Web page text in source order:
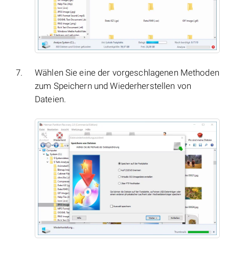
Wählen Sie eine der vorgeschlagenen Methoden
zum Speichern und Wiederherstellen von
Dateien.